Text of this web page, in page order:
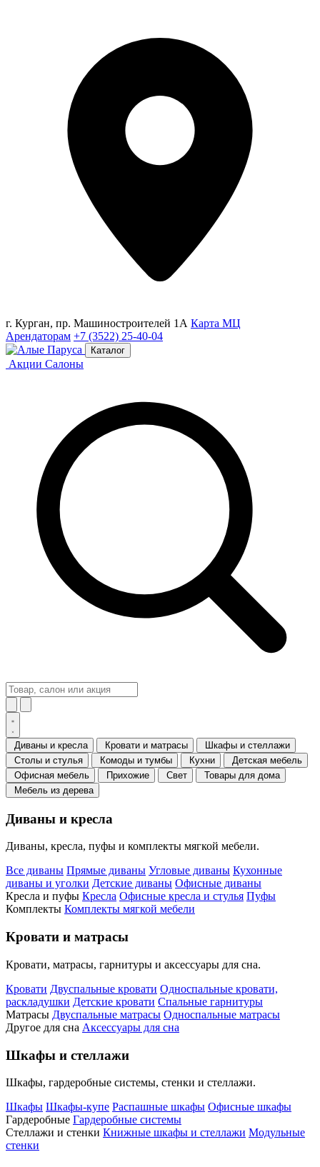
г. Курган, пр. Машиностроителей 1А Карта МЦ
Арендаторам +7 (3522) 25-40-04
Каталог
Акции Салоны
Диваны и кресла Кровати и матрасы
Шкафы и стеллажи
Столы и стулья
Комоды и тумбы Кухни
Детская мебель
Офисная мебель
Прихожие Свет
Товары для дома
Мебель из дерева
Диваны и кресла
Диваны, кресла, пуфы и комплекты мягкой мебели.
Все диваны Прямые диваны Угловые диваны Кухонные
диваны и уголки Детские диваны Офисные диваны
Кресла и пуфы Кресла Офисные кресла и стулья Пуфы
Комплекты Комплекты мягкой мебели
Кровати и матрасы
Кровати, матрасы, гарнитуры и аксессуары для сна.
Кровати Двуспальные кровати Односпальные кровати,
раскладушки Детские кровати Спальные гарнитуры
Матрасы Двуспальные матрасы Односпальные матрасы
Другое для сна Аксессуары для сна
Шкафы и стеллажи
Шкафы, гардеробные системы, стенки и стеллажи.
Шкафы Шкафы-купе Распашные шкафы Офисные шкафы
Гардеробные Гардеробные системы
Стеллажи и стенки Книжные шкафы и стеллажи Модульные
стенки